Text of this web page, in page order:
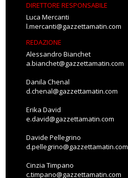
DIRETTORE RESPONSABILE
Luca Mercanti
l.mercanti@gazzettamatin.com
REDAZIONE
Alessandro Bianchet
a.bianchet@gazzettamatin.com
Danila Chenal
d.chenal@gazzettamatin.com
Erika David
e.david@gazzettamatin.com
Davide Pellegrino
d.pellegrino@gazzettamatin.com
Cinzia Timpano
c.timpano@gazzettamatin.com